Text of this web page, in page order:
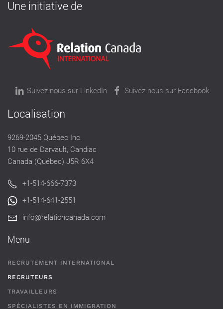
Une initiative de
Suivez-nous sur LinkedIn Suivez-nous sur Facebook
Localisation
9269-2045 Québec Inc.
10 rue de Darvault, Candiac
Canada (Québec) J5R 6X4
+1-514-666-7373
+1-514-641-2551
info@relationcanada.com
Menu
RECRUTEMENT INTERNATIONAL
RECRUTEURS
TRAVAILLEURS
SPÉCIALISTES EN IMMIGRATION